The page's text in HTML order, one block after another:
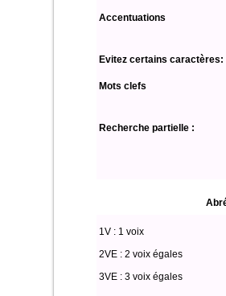
Accentuations
Evitez certains caractères:
Mots clefs
Recherche partielle :
1V : 1 voix
2VE : 2 voix égales
3VE : 3 voix égales